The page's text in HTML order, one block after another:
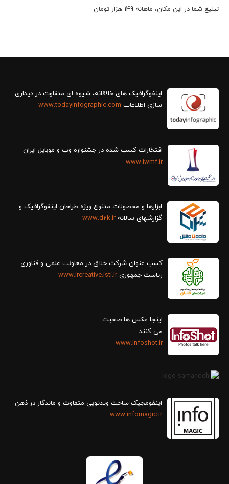
تبلیغ شما در این مکان، ماهانه 149 هزار تومان
سازی اطلاعات www.todayinfographic.com
افتخارات کسب شده در جشنواره وب و موبایل ایران
www.iwmf.ir
ابزارها و محصولات متنوع ویژه طراحان اینفوگرافیک و
گزارش‎های سالانه
www.d2k.ir
کسب عنوان شرکت خلاق در معاونت علمی و فناوری
ریاست جمهوریwww.ircreative.isti.ir
اینجا عکس ها صحبت
می کنند
www.infoshot.ir
اینفومجیک ساخت ویدئویی متفاوت و ماندگار در ذهن
www.infomagic.ir